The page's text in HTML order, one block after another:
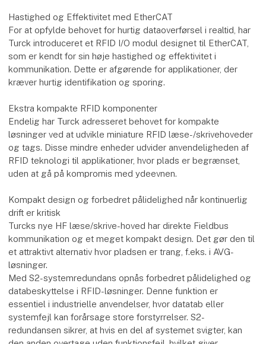
Hastighed og Effektivitet med EtherCAT
For at opfylde behovet for hurtig dataoverførsel i realtid, har
Turck introduceret et RFID I/O modul designet til EtherCAT,
som er kendt for sin høje hastighed og effektivitet i
kommunikation. Dette er afgørende for applikationer, der
kræver hurtig identifikation og sporing.
Ekstra kompakte RFID komponenter
Endelig har Turck adresseret behovet for kompakte
løsninger ved at udvikle miniature RFID læse-/skrivehoveder
og tags. Disse mindre enheder udvider anvendeligheden af
RFID teknologi til applikationer, hvor plads er begrænset,
uden at gå på kompromis med ydeevnen.
Kompakt design og forbedret pålidelighed når kontinuerlig
drift er kritisk
Turcks nye HF læse/skrive-hoved har direkte Fieldbus
kommunikation og et meget kompakt design. Det gør den til
et attraktivt alternativ hvor pladsen er trang, f.eks. i AVG-
løsninger.
Med S2-systemredundans opnås forbedret pålidelighed og
databeskyttelse i RFID-løsninger. Denne funktion er
essentiel i industrielle anvendelser, hvor datatab eller
systemfejl kan forårsage store forstyrrelser. S2-
redundansen sikrer, at hvis en del af systemet svigter, kan